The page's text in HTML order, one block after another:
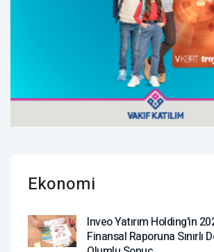
Ekonomi
Inveo Yatırım Holding'in
Finansal Raporuna Sınırlı